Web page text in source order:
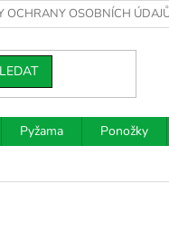
OCHRANY OSOBNÍCH
Pyžama Ponožky